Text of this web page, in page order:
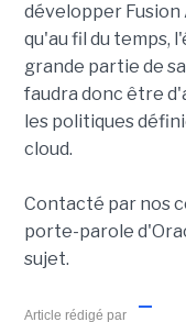
développer
qu'au fil du temps,
grande partie de
faudra donc être
les politiques
cloud.
Contacté par nos
porte-parole
sujet.
Article rédigé par